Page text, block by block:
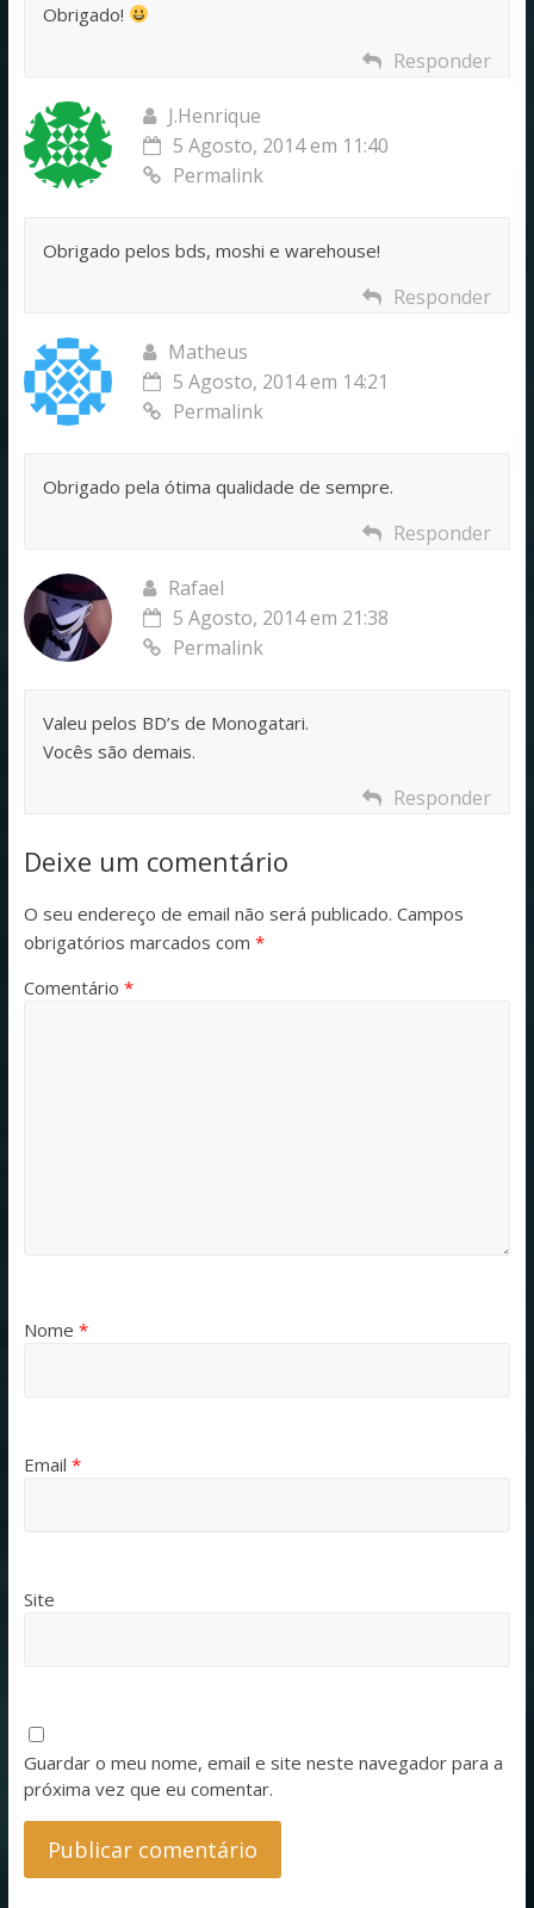
Obrigado!
Responder
J.Henrique
5 Agosto, 2014 em 11:40
Permalink
Obrigado pelos bds, moshi e warehouse!
Responder
Matheus
5 Agosto, 2014 em 14:21
Permalink
Obrigado pela ótima qualidade de sempre.
Responder
Rafael
5 Agosto, 2014 em 21:38
Permalink
Valeu pelos BD’s de Monogatari.
Vocês são demais.
Responder
Deixe um comentário
O seu endereço de email não será publicado. Campos
obrigatórios marcados com *
Comentário *
Nome *
Email *
Site
Guardar o meu nome, email e site neste navegador para a
próxima vez que eu comentar.